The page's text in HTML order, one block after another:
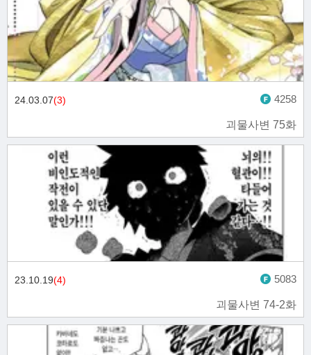
괴물사변 75화
24.03.07(3) 4258
괴물사변 74-2화
23.10.19(4) 5083